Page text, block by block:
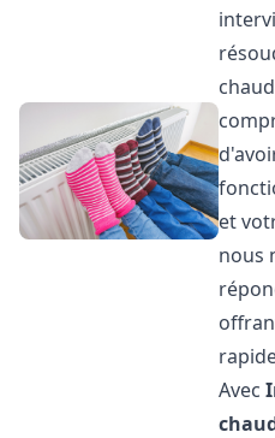
et
nous
Avec